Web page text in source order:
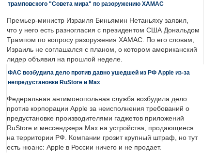
трамповского "Совета мира" по разоружению ХАМАС
Премьер-министр Израиля Биньямин Нетаньяху заявил,
что у него есть разногласия с президентом США Дональдом
Трампом по вопросу разоружения ХАМАС. По его словам,
Израиль не соглашался с планом, о котором американский
лидер объявил на прошлой неделе.
ФАС возбудила дело против давно ушедшей из РФ Apple из-за
непредустановки RuStore и Max
Федеральная антимонопольная служба возбудила дело
против корпорации Apple за неисполнения требований о
предустановке производителями гаджетов приложений
RuStore и мессенджера Max на устройства, продающиеся
на территории РФ. Компании грозит крупный штраф, но тут
есть нюанс: Apple в России ничего и не продает.